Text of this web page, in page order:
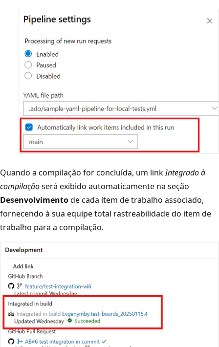
Quando a compilação for concluída, um linkIntegrado à
compilaçãoserá exibido automaticamente na seção
Desenvolvimentode cada item de trabalho associado,
fornecendo à sua equipe total rastreabilidade do item de
trabalho para a compilação.